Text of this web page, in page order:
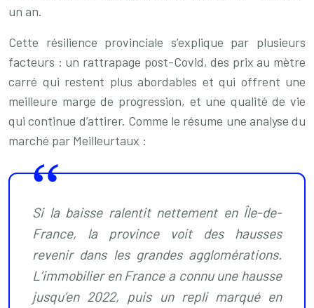
un an.
Cette résilience provinciale s’explique par plusieurs
facteurs : un rattrapage post-Covid, des prix au mètre
carré qui restent plus abordables et qui offrent une
meilleure marge de progression, et une qualité de vie
qui continue d’attirer. Comme le résume une analyse du
marché par Meilleurtaux :
Si la baisse ralentit nettement en Île-de-
France, la province voit des hausses
revenir dans les grandes agglomérations.
L’immobilier en France a connu une hausse
jusqu’en 2022, puis un repli marqué en